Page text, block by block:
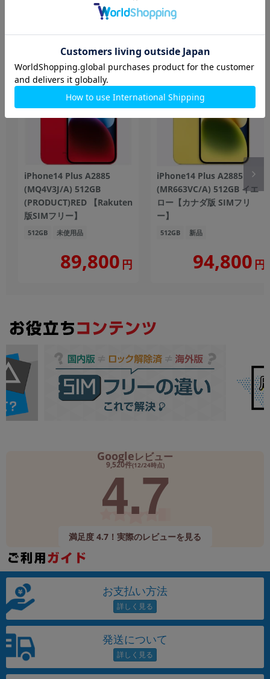
iPhone14 Plus A2885
(MQ4V3J/A) 512GB
(PRODUCT)RED 【Rakuten
版SIMフリー】
512GB 未使用品
89,800 円
iPhone14 Plus A2885
(MR663VC/A) 512GB イエ
ロー【カナダ版 SIMフリ
ー】
512GB 新品
94,800 円
Googleレビュー
9,520件(12/24時点)
4.7
満足度 4.7！実際のレビューを見る
お支払い方法
発送について